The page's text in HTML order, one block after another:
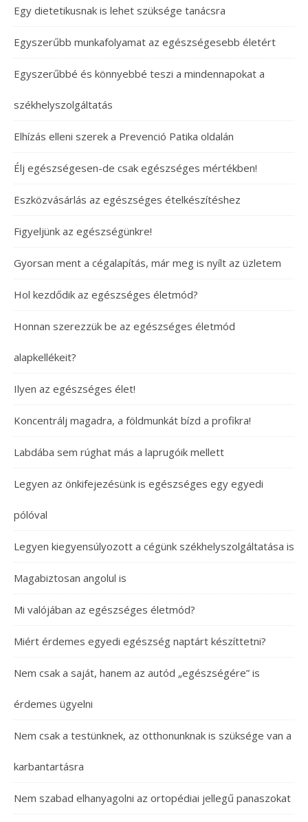
Egy dietetikusnak is lehet szüksége tanácsra
Egyszerűbb munkafolyamat az egészségesebb életért
Egyszerűbbé és könnyebbé teszi a mindennapokat a
székhelyszolgáltatás
Elhízás elleni szerek a Prevenció Patika oldalán
Élj egészségesen-de csak egészséges mértékben!
Eszközvásárlás az egészséges ételkészítéshez
Figyeljünk az egészségünkre!
Gyorsan ment a cégalapítás, már meg is nyílt az üzletem
Hol kezdődik az egészséges életmód?
Honnan szerezzük be az egészséges életmód
alapkellékeit?
Ilyen az egészséges élet!
Koncentrálj magadra, a földmunkát bízd a profikra!
Labdába sem rúghat más a laprugóik mellett
Legyen az önkifejezésünk is egészséges egy egyedi
pólóval
Legyen kiegyensúlyozott a cégünk székhelyszolgáltatása is
Magabiztosan angolul is
Mi valójában az egészséges életmód?
Miért érdemes egyedi egészség naptárt készíttetni?
Nem csak a saját, hanem az autód „egészségére” is
érdemes ügyelni
Nem csak a testünknek, az otthonunknak is szüksége van a
karbantartásra
Nem szabad elhanyagolni az ortopédiai jellegű panaszokat